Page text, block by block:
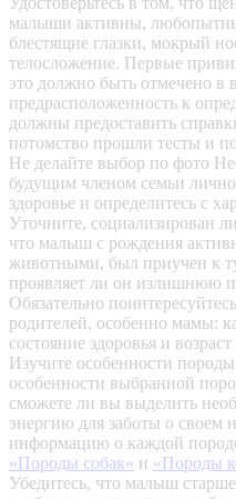
малыши активны,
блестящие глазки, мокрый
телосложение. Первые
это должно быть отмечено в
предрасположенность к
должны предоставить
потомство прошли тесты и
Не делайте выбор по фото
будущим членом семьи
здоровье и определитесь с
Уточните, социализирован
что малыш с рождения
животными, был приучен к
проявляет ли он излишнюю
Обязательно
родителей, особенно мамы:
состояние здоровья и возраст
Изучите особенности породы
особенности выбранной
сможете ли вы выделить
энергию для заботы о
информацию о каждой
«Породы собак» и «Породы
Убедитесь, что малыш